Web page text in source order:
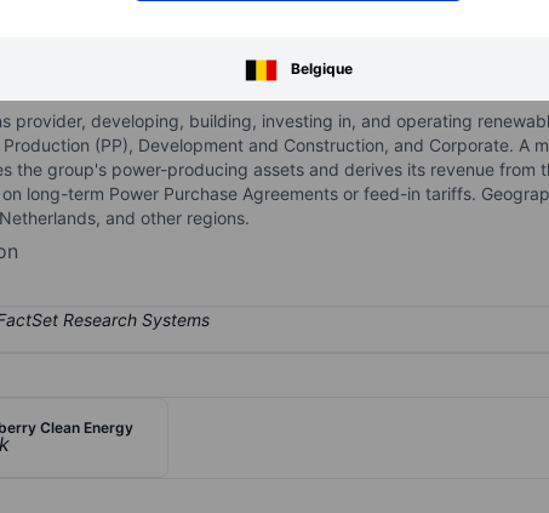
Belgique
provider, developing, building, investing in, and operating
(PP), Development and Construction, and Corporate. A
the group's power-producing assets and derives its revenue from
long-term Power Purchase Agreements or feed-in tariffs.
and other regions.
Clean Energy